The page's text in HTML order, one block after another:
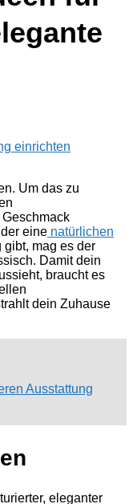
Um das zu
eine natürlichen
gibt, mag es der
Damit dein
braucht es
dein Zuhause
Ausstattung
eleganter